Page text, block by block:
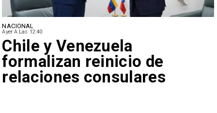
NACIONAL
Ayer A Las 12:40
Feriantes rechazan dichos
de Camila Flores sobre
Fabiola Campillai